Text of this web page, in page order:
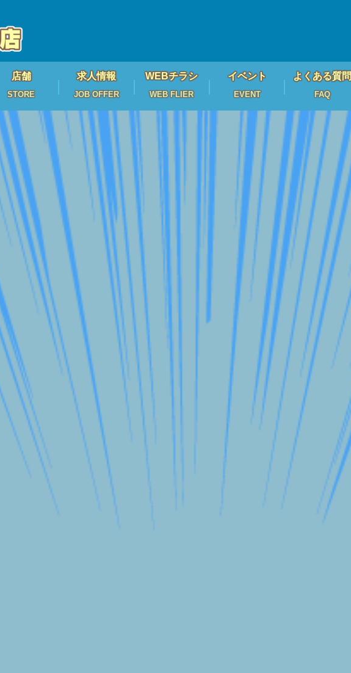
店舗
STORE
求人情報
JOB OFFER
WEBチラシ
WEB FLIER
イベント
EVENT
よくある質問
FAQ